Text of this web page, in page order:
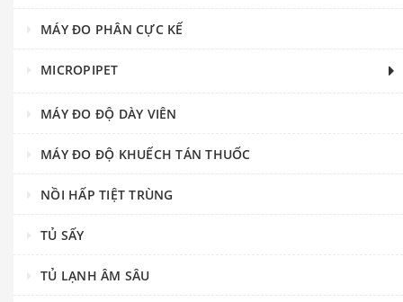
MÁY ĐO PHÂN CỰC KẾ
MICROPIPET
MÁY ĐO ĐỘ DÀY VIÊN
MÁY ĐO ĐỘ KHUẾCH TÁN THUỐC
NỒI HẤP TIỆT TRÙNG
TỦ SẤY
TỦ LẠNH ÂM SÂU